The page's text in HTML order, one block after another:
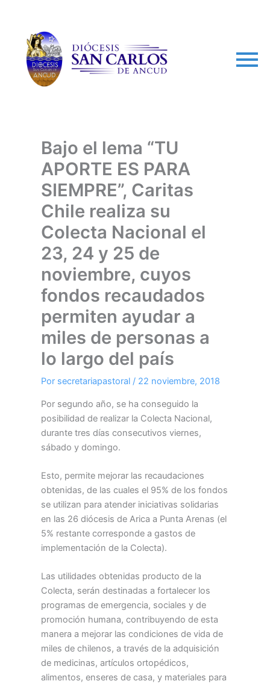
Bajo el lema “TU
APORTE ES PARA
SIEMPRE”, Caritas
Chile realiza su
Colecta Nacional el
23, 24 y 25 de
noviembre, cuyos
fondos recaudados
permiten ayudar a
miles de personas a
lo largo del país
Por secretariapastoral / 22 noviembre, 2018
Por segundo año, se ha conseguido la
posibilidad de realizar la Colecta Nacional,
durante tres días consecutivos viernes,
sábado y domingo.
Esto, permite mejorar las recaudaciones
obtenidas, de las cuales el 95% de los fondos
se utilizan para atender iniciativas solidarias
en las 26 diócesis de Arica a Punta Arenas (el
5% restante corresponde a gastos de
implementación de la Colecta).
Las utilidades obtenidas producto de la
Colecta, serán destinadas a fortalecer los
programas de emergencia, sociales y de
promoción humana, contribuyendo de esta
manera a mejorar las condiciones de vida de
miles de chilenos, a través de la adquisición
de medicinas, artículos ortopédicos,
alimentos, enseres de casa, y materiales para